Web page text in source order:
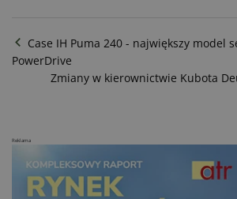
Case IH Puma 240 - największy model
PowerDrive
Zmiany w kierownictwie Kubota
Reklama